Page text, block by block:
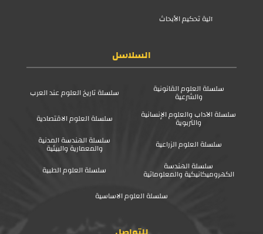
آلية تحكيم الأبحاث
السلاسل
سلسلة العلوم القانونية
والشرعية
سلسلة تاريخ العلوم عند العرب
سلسلة الآداب والعلوم الإنسانية
والتربوية
سلسلة العلوم الاقتصادية
سلسلة العلوم الزراعية
سلسلة الهندسة المدنية
والمعمارية والبيئية
سلسلة الهندسة
الكهروميكانيكية والمعلوماتية
سلسلة العلوم الطبية
سلسلة العلوم الاساسية